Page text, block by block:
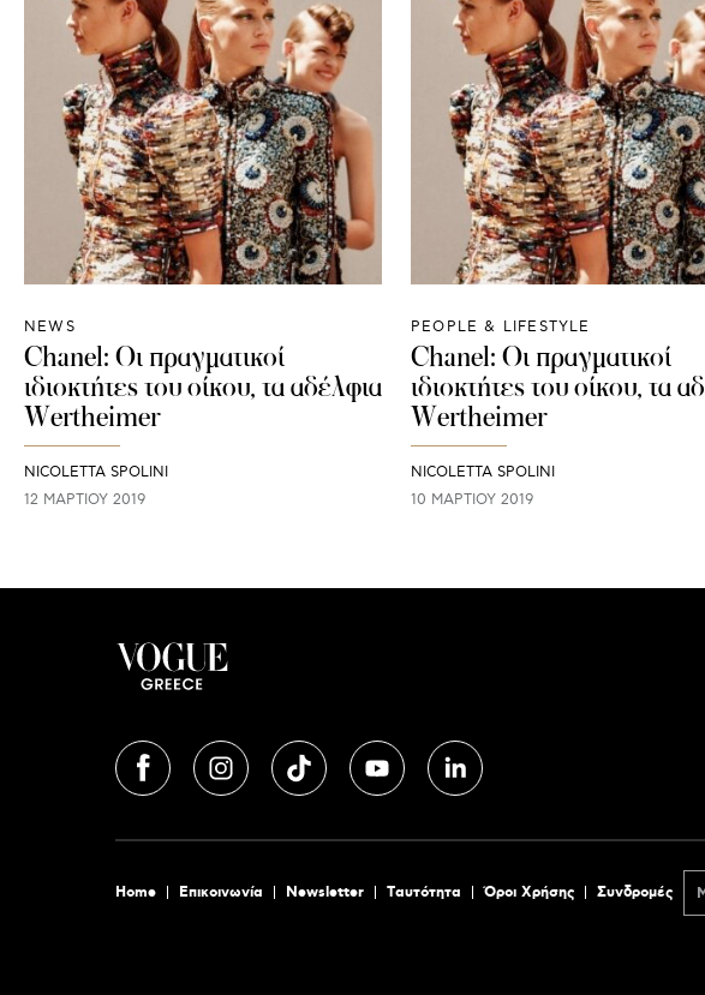
NEWS
Chanel: Οι πραγματικοί
ιδιοκτήτες του οίκου, τα αδέλφια
Wertheimer
NICOLETTA SPOLINI
12 ΜΑΡΤΊΟΥ 2019
PEOPLE & LIFESTYLE
Chanel: Οι πραγματικοί
ιδιοκτήτες του οίκου, τα
Wertheimer
NICOLETTA SPOLINI
10 ΜΑΡΤΊΟΥ 2019
Home Επικοινωνία Newsletter Tαυτότητα Όροι Χρήσης Συνδρομές